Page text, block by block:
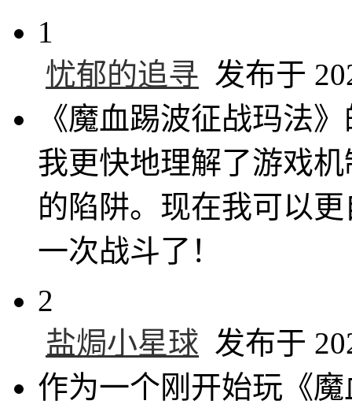
1
忧郁的追寻 发布于
《魔血踢波征战玛法
我更快地理解了游戏
的陷阱。现在我可以
一次战斗了！
2
盐焗小星球 发布于
作为一个刚开始玩《